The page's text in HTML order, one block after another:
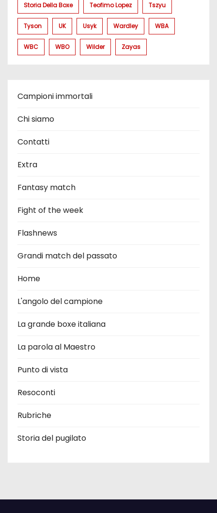
Storia Della Boxe Teofimo Lopez Tszyu
Tyson UK Usyk Wardley WBA
WBC WBO Wilder Zayas
Campioni immortali
Chi siamo
Contatti
Extra
Fantasy match
Fight of the week
Flashnews
Grandi match del passato
Home
L'angolo del campione
La grande boxe italiana
La parola al Maestro
Punto di vista
Resoconti
Rubriche
Storia del pugilato